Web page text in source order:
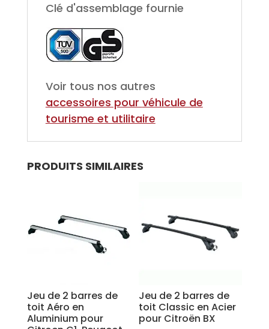
Clé d'assemblage fournie
Voir tous nos autres
accessoires pour véhicule de
tourisme et utilitaire
PRODUITS SIMILAIRES
Jeu de 2 barres de
toit Aéro en
Aluminium pour
Jeu de 2 barres de
toit Classic en Acier
pour Citroën BX